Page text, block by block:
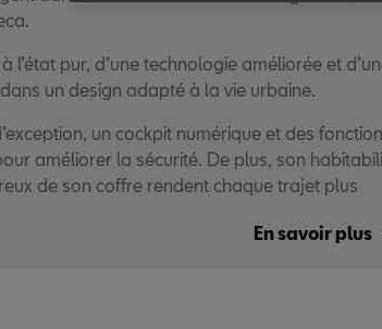
à l’état pur, d’une technologie améliorée et
un design adapté à la vie urbaine.
un cockpit numérique et des
améliorer la sécurité. De plus, son
de son coffre rendent chaque trajet plus
En savoir plus